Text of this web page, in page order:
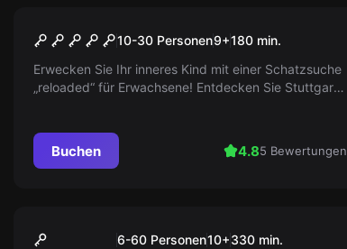
Die rätselhafte Schatzkiste
(Outdoor)
10-30 Personen9+180 min.
Erwecken Sie Ihr inneres Kind mit einer Schatzsuche
„reloaded“ für Erwachsene! Entdecken Sie Stuttgarts
Buchen 4.85 Bewertungen
„X-Mas“ Tour Stuttgart
6-60 Personen10+330 min.